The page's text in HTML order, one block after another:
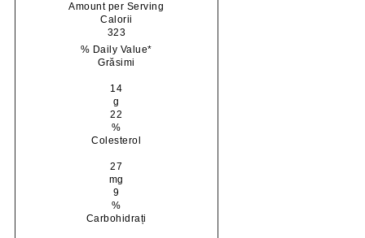
Amount per Serving
Calorii
323
% Daily Value*
Grăsimi
14
g
22
%
Colesterol
27
mg
9
%
Carbohidrați